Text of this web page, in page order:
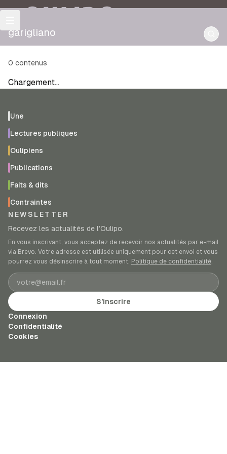
OULIPO
garigliano
0 contenus
Chargement…
Une
Lectures publiques
Oulipiens
Publications
Faits & dits
Contraintes
NEWSLETTER
Recevez les actualités de l’Oulipo.
En vous inscrivant, vous acceptez de recevoir nos actualités par e-mail
via Brevo. Votre adresse est utilisée uniquement pour cet envoi et vous
pourrez vous désinscrire à tout moment. Politique de confidentialité.
Adresse e-mail
S’inscrire
Connexion
Confidentialité
Cookies